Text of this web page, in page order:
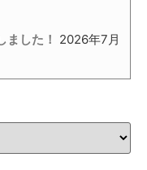
した！ 2026年7月